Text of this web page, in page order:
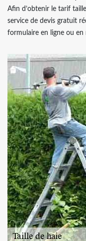
Afin d’obtenir le tarif
service de devis gratuit
formulaire en ligne ou